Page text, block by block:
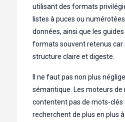
utilisant des formats
listes à puces ou
données, ainsi que les
formats souvent retenus
structure claire et digeste.
Il ne faut pas non plus
sémantique. Les moteurs de
contentent pas de mots-clés
recherchent de plus en plus